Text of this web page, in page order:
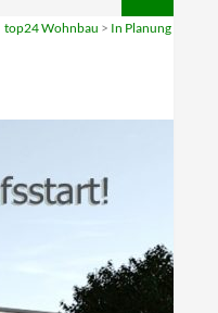
top24 Wohnbau > In Planung